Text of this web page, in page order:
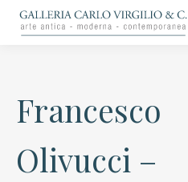
Carlo Virgilio & C.
Arte moderna e contemporanea
Francesco
Olivucci –